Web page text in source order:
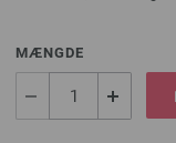
MÆNGDE